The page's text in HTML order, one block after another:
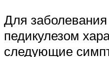
Для
педикулезом
следующие